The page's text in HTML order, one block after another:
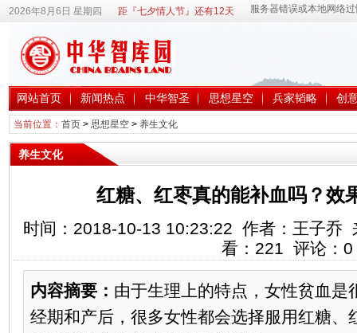
2026年8月6日 星期四 距『七夕情人节』还有12天
网站首页 新闻热点 中华智圣 思想星空 兵家韬略 创
当前位置： 首页> 思想星空> 养生文化
养生文化
红糖、红枣真的能补血吗？效
时间：2018-10-13 10:23:22 作者：王子乔
看： 221 评论： 0
内容摘要： 由于生理上的特点，女性贫血是
经期和产后，很多女性都会选择服用红糖、